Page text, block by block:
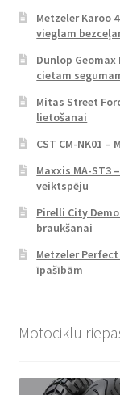
Metzeler Karoo
vieglam
Dunlop
cietam
Mitas Street
lietošanai
CST CM-NK01
Maxxis MA-
veiktspēju
Pirelli City
braukšanai
Metzeler
īpašībām
Motociklu